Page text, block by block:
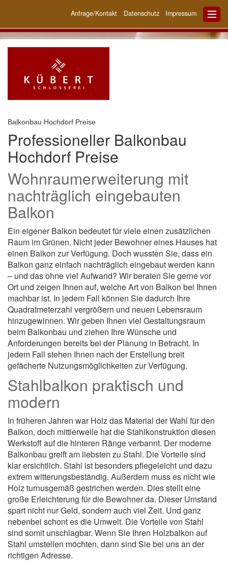
Anfrage/Kontakt Datenschutz Impressum
Balkonbau Hochdorf Preise
Professioneller Balkonbau
Hochdorf Preise
Wohnraumerweiterung mit
nachträglich eingebauten
Balkon
Ein eigener Balkon bedeutet für viele einen zusätzlichen
Raum im Grünen. Nicht jeder Bewohner eines Hauses hat
einen Balkon zur Verfügung. Doch wussten Sie, dass ein
Balkon ganz einfach nachträglich eingebaut werden kann
– und das ohne viel Aufwand? Wir beraten Sie gerne vor
Ort und zeigen Ihnen auf, welche Art von Balkon bei Ihnen
machbar ist. In jedem Fall können Sie dadurch Ihre
Quadratmeterzahl vergrößern und neuen Lebensraum
hinzugewinnen. Wir geben Ihnen viel Gestaltungsraum
beim Balkonbau und ziehen Ihre Wünsche und
Anforderungen bereits bei der Planung in Betracht. In
jedem Fall stehen Ihnen nach der Erstellung breit
gefächerte Nutzungsmöglichkeiten zur Verfügung.
Stahlbalkon praktisch und
modern
In früheren Jahren war Holz das Material der Wahl für den
Balkon, doch mittlerweile hat die Stahlkonstruktion diesen
Werkstoff auf die hinteren Ränge verbannt. Der moderne
Balkonbau greift am liebsten zu Stahl. Die Vorteile sind
klar ersichtlich. Stahl ist besonders pflegeleicht und dazu
extrem witterungsbeständig. Außerdem muss es nicht wie
Holz turnusgemäß gestrichen werden. Dies stellt eine
große Erleichterung für die Bewohner da. Dieser Umstand
spart nicht nur Geld, sondern auch viel Zeit. Und ganz
nebenbei schont es die Umwelt. Die Vorteile von Stahl
sind somit unschlagbar. Wenn Sie Ihren Holzbalkon auf
Stahl umstellen möchten, dann sind Sie bei uns an der
richtigen Adresse.